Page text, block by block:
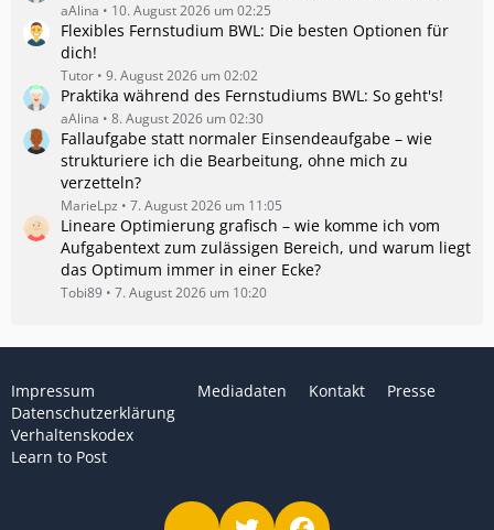
aAlina 10. August 2026 um 02:25
Flexibles Fernstudium BWL: Die besten Optionen für
dich!
Tutor 9. August 2026 um 02:02
Praktika während des Fernstudiums BWL: So geht's!
aAlina 8. August 2026 um 02:30
Fallaufgabe statt normaler Einsendeaufgabe – wie
strukturiere ich die Bearbeitung, ohne mich zu
verzetteln?
MarieLpz 7. August 2026 um 11:05
Lineare Optimierung grafisch – wie komme ich vom
Aufgabentext zum zulässigen Bereich, und warum liegt
das Optimum immer in einer Ecke?
Tobi89 7. August 2026 um 10:20
Impressum
Datenschutzerklärung
Verhaltenskodex
Learn to Post
Mediadaten Kontakt Presse